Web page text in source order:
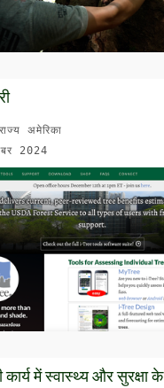
अमेरिका
2024
कार्य में स्वास्थ्य और सुरक्षा के